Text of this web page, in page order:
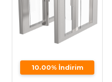
10.00% İndirim